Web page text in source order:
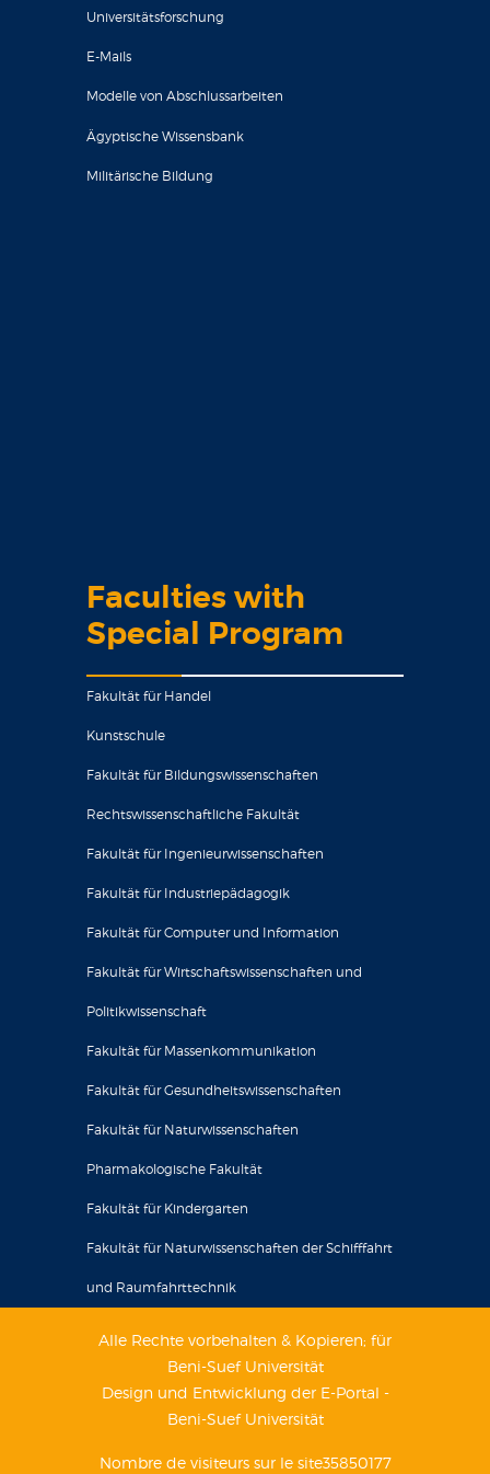
Universitätsforschung
E-Mails
Modelle von Abschlussarbeiten
Ägyptische Wissensbank
Militärische Bildung
Faculties with
Special Program
Fakultät für Handel
Kunstschule
Fakultät für Bildungswissenschaften
Rechtswissenschaftliche Fakultät
Fakultät für Ingenieurwissenschaften
Fakultät für Industriepädagogik
Fakultät für Computer und Information
Fakultät für Wirtschaftswissenschaften und
Politikwissenschaft
Fakultät für Massenkommunikation
Fakultät für Gesundheitswissenschaften
Fakultät für Naturwissenschaften
Pharmakologische Fakultät
Fakultät für Kindergarten
Fakultät für Naturwissenschaften der Schifffahrt
und Raumfahrttechnik
Alle Rechte vorbehalten & Kopieren; für
Beni-Suef Universität
Design und Entwicklung der E-Portal -
Beni-Suef Universität
Nombre de visiteurs sur le site35850177